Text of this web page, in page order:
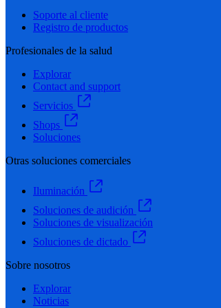
Soporte al cliente
Registro de productos
Profesionales de la salud
Explorar
Contact and support
Servicios
Shops
Soluciones
Otras soluciones comerciales
Iluminación
Soluciones de audición
Soluciones de visualización
Soluciones de dictado
Sobre nosotros
Explorar
Noticias